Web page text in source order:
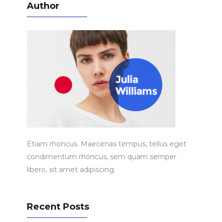
Author
Etiam rhoncus. Maecenas tempus, tellus eget
condimentum rhoncus, sem quam semper
libero, sit amet adipiscing.
Recent Posts